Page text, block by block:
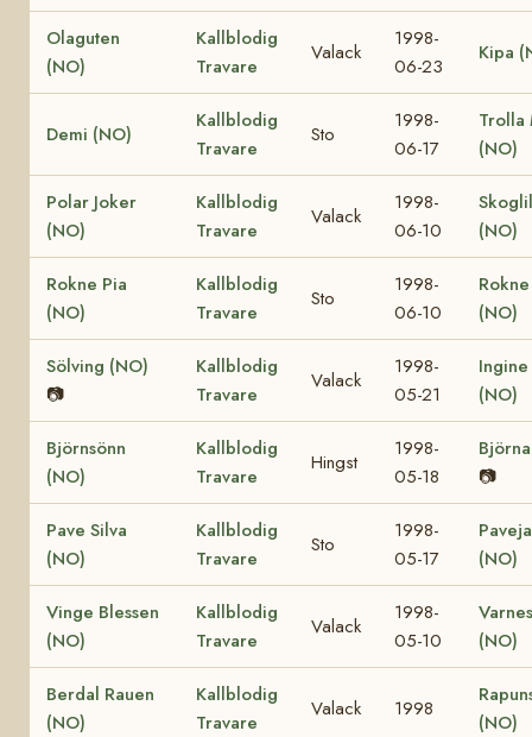
Olaguten
(NO)
Kallblodig
Travare
Valack
1998-
06-23
Kipa
Demi (NO)
Kallblodig
Travare
Sto
1998-
06-17
Trolla
(NO)
Polar Joker
(NO)
Kallblodig
Travare
Valack
1998-
06-10
(NO)
Rokne Pia
(NO)
Kallblodig
Travare
Sto
1998-
06-10
(NO)
Sölving (NO)
📷
Kallblodig
Travare
Valack
1998-
05-21
Ingine
(NO)
Björnsönn
(NO)
Kallblodig
Travare
Hingst
1998-
05-18
📷
Pave Silva
(NO)
Kallblodig
Travare
Sto
1998-
05-17
(NO)
Vinge Blessen
(NO)
Kallblodig
Travare
Valack
1998-
05-10
(NO)
Berdal Rauen
(NO)
Kallblodig
Travare
Valack 1998
(NO)